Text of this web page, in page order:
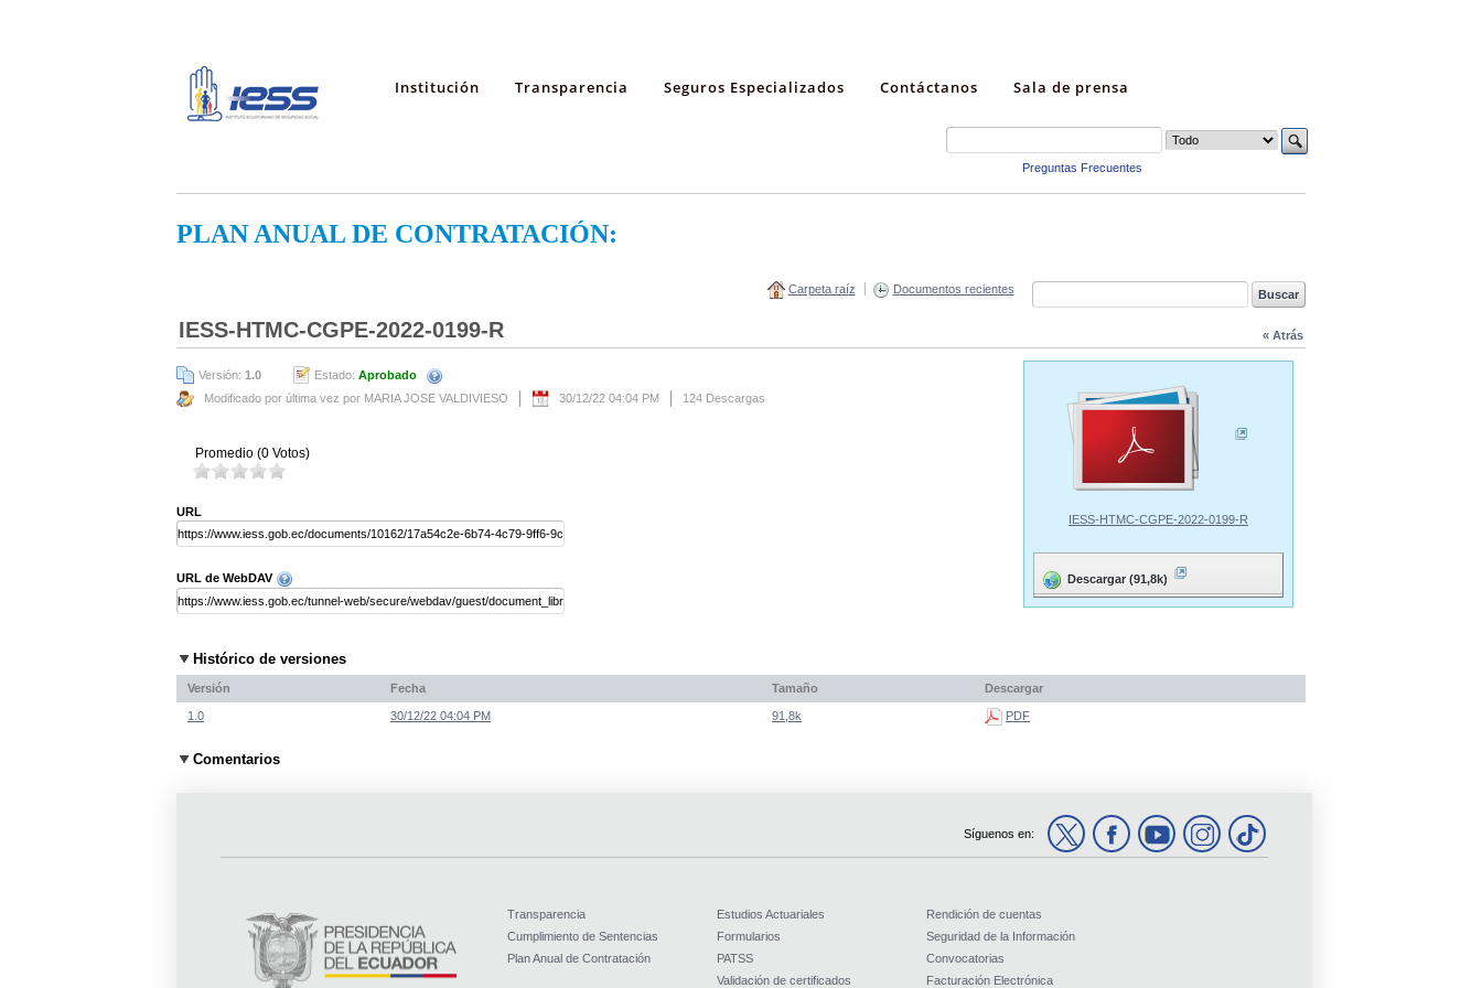
Institución Transparencia Seguros Especializados Contáctanos Sala de prensa
Preguntas Frecuentes
PLAN ANUAL DE CONTRATACIÓN:
Carpeta raíz Documentos recientes
« Atrás
IESS-HTMC-CGPE-2022-0199-R
Versión: 1.0 Estado: Aprobado
Modificado por última vez por MARIA JOSE VALDIVIESO
30/12/22 04:04 PM 124 Descargas
Promedio (0 Votos)
URL
URL de WebDAV
IESS-HTMC-CGPE-2022-0199-R
Descargar (91,8k)
Histórico de versiones
Versión Fecha Tamaño Descargar
1.0 30/12/22 04:04 PM 91,8k PDF
Comentarios
Síguenos en:
Transparencia
Cumplimiento de Sentencias
Plan Anual de Contratación
Estudios Actuariales
Formularios
PATSS
Validación de certificados
Rendición de cuentas
Seguridad de la Información
Convocatorias
Facturación Electrónica